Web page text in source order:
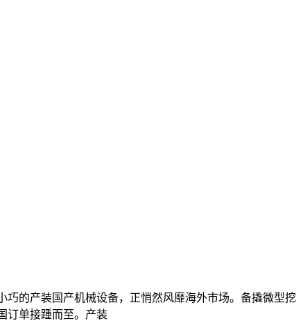
巧的产装国产机械设备，正悄然风靡海外市场。备撬微型挖
订单接踵而至。产装